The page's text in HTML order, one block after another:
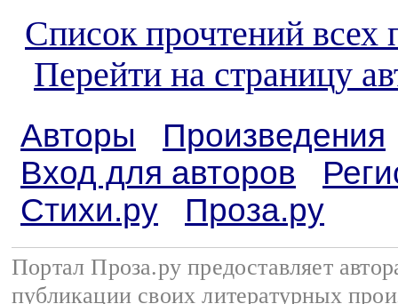
Список прочтений всех
Перейти на страницу
Авторы
Произведения
Вход для авторов
Стихи.ру
Проза.ру
Портал Проза.ру предоставляет
публикации своих литературных